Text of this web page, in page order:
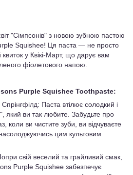
"Сімпсонів" з новою зубною пастою
Squishee! Ця паста — не просто
квиток у Квікі-Март, що дарує вам
фіолетового напою.
Purple Squishee Toothpaste:
Паста втілює солодкий і
який ви так любите. Забудьте про
коли ви чистите зуби, ви відчуваєте
цим культовим
свій веселий та грайливий смак,
Purple Squishee забезпечує